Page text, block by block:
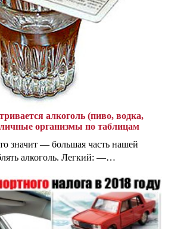
алкоголь (пиво, водка,
организмы по таблицам
значит — большая часть нашей
алкоголь. Легкий: —…